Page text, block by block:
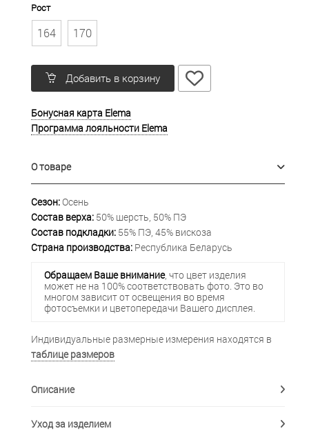
Рост
164 170
Добавить в корзину
Бонусная карта Elema
Программа лояльности Elema
О товаре
Сезон:Осень
Состав верха: 50% шерсть, 50% ПЭ
Состав подкладки: 55% ПЭ, 45% вискоза
Страна производства: Республика Беларусь
Обращаем Ваше внимание, что цвет изделия
может не на 100% соответствовать фото. Это во
многом зависит от освещения во время
фотосъемки и цветопередачи Вашего дисплея.
Индивидуальные размерные измерения находятся в
таблице размеров
Описание
Уход за изделием